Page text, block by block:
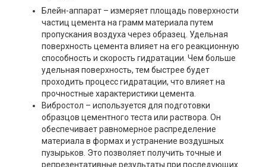
Блейн-аппарат – измеряет площадь поверхности
частиц цемента на грамм материала путем
пропускания воздуха через образец. Удельная
поверхность цемента влияет на его реакционную
способность и скорость гидратации. Чем больше
удельная поверхность, тем быстрее будет
проходить процесс гидратации, что влияет на
прочностные характеристики цемента.
Вибростол – используется для подготовки
образцов цементного теста или раствора. Он
обеспечивает равномерное распределение
материала в формах и устранение воздушных
пузырьков. Это позволяет получить точные и
репрезентативные результаты при последующих